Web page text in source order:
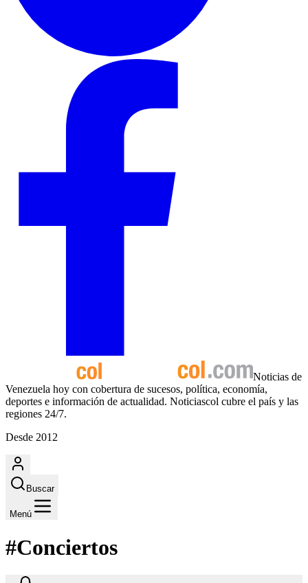
Noticias de
Venezuela hoy con cobertura de sucesos, política, economía,
deportes e información de actualidad. Noticiascol cubre el país y las
regiones 24/7.
Desde 2012
Buscar
Menú
#Conciertos